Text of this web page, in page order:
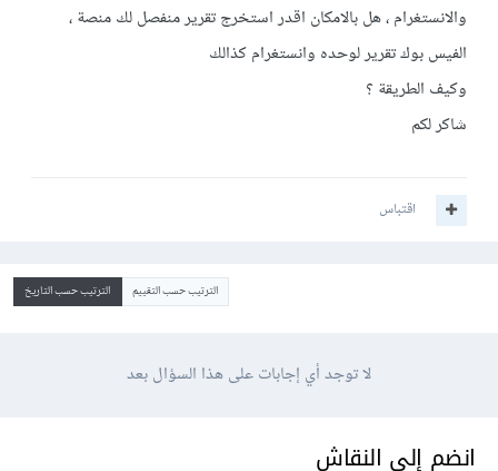
والانستغرام ، هل بالامكان اقدر استخرج تقرير منفصل لك منصة ،
الفيس بوك تقرير لوحده وانستغرام كذالك
وكيف الطريقة ؟
شاكر لكم
اقتباس
الترتيب حسب التقييم الترتيب حسب التاريخ
لا توجد أي إجابات على هذا السؤال بعد
انضم إلى النقاش